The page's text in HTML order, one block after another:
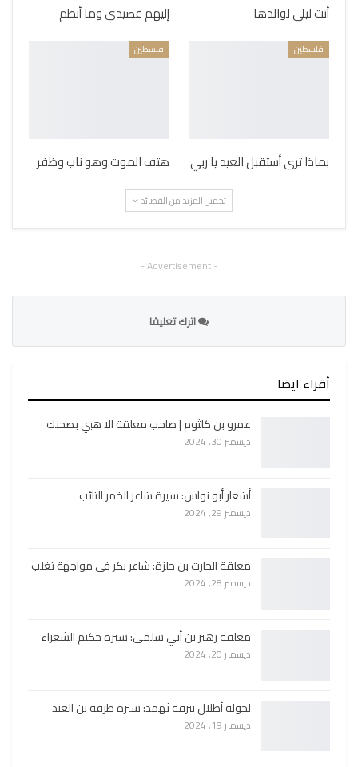
أتت ليلى لوالدها إليهم قصيدي وما أنظم
فلسطين
بماذا ترى أستقبل العيد يا ربي
فلسطين
هتف الموت وهو ناب وظفر
تحميل المزيد من القصائد
- Advertisement -
اترك تعليقا
أقراء ايضا
عمرو بن كلثوم | صاحب معلقة الا هبي بصحنك
ديسمبر 30, 2024
أشعار أبو نواس: سيرة شاعر الخمر التائب
ديسمبر 29, 2024
معلقة الحارث بن حلزة: شاعر بكر في مواجهة تغلب
ديسمبر 28, 2024
معلقة زهير بن أبي سلمى: سيرة حكيم الشعراء
ديسمبر 20, 2024
لخولة أطلال ببرقة ثهمد: سيرة طرفة بن العبد
ديسمبر 19, 2024